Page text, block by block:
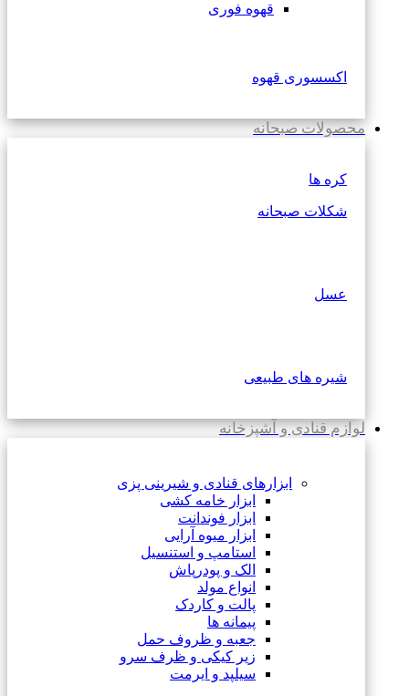
قهوه فوری
اکسسوری قهوه
محصولات صبحانه
کره ها
شکلات صبحانه
عسل
شیره های طبیعی
لوازم قنادی و آشپزخانه
ابزارهای قنادی و شیرینی پزی
ابزار خامه کشی
ابزار فوندانت
ابزار میوه آرایی
استامپ و استنسیل
الک و پودرپاش
انواع مولد
پالت و کاردک
پیمانه ها
جعبه و ظروف حمل
زیر کیکی و ظرف سرو
سیلپد و ایرمت